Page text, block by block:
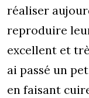
réaliser
reproduire
excellent et
ai passé un
en faisant